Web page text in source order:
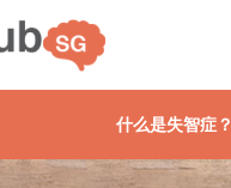
什么是失智症？